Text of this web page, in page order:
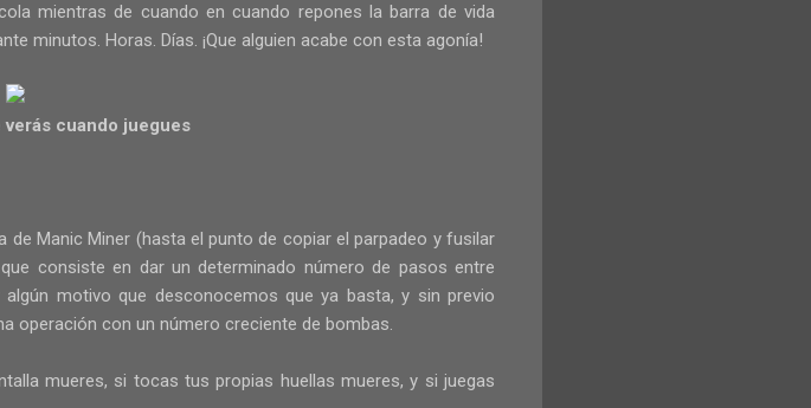
mientras de cuando en cuando repones la barra de vida
minutos. Horas. Días. ¡Que alguien acabe con esta agonía!
cuando juegues
Manic Miner (hasta el punto de copiar el parpadeo y fusilar
consiste en dar un determinado número de pasos entre
motivo que desconocemos que ya basta, y sin previo
operación con un número creciente de bombas.
mueres, si tocas tus propias huellas mueres, y si juegas